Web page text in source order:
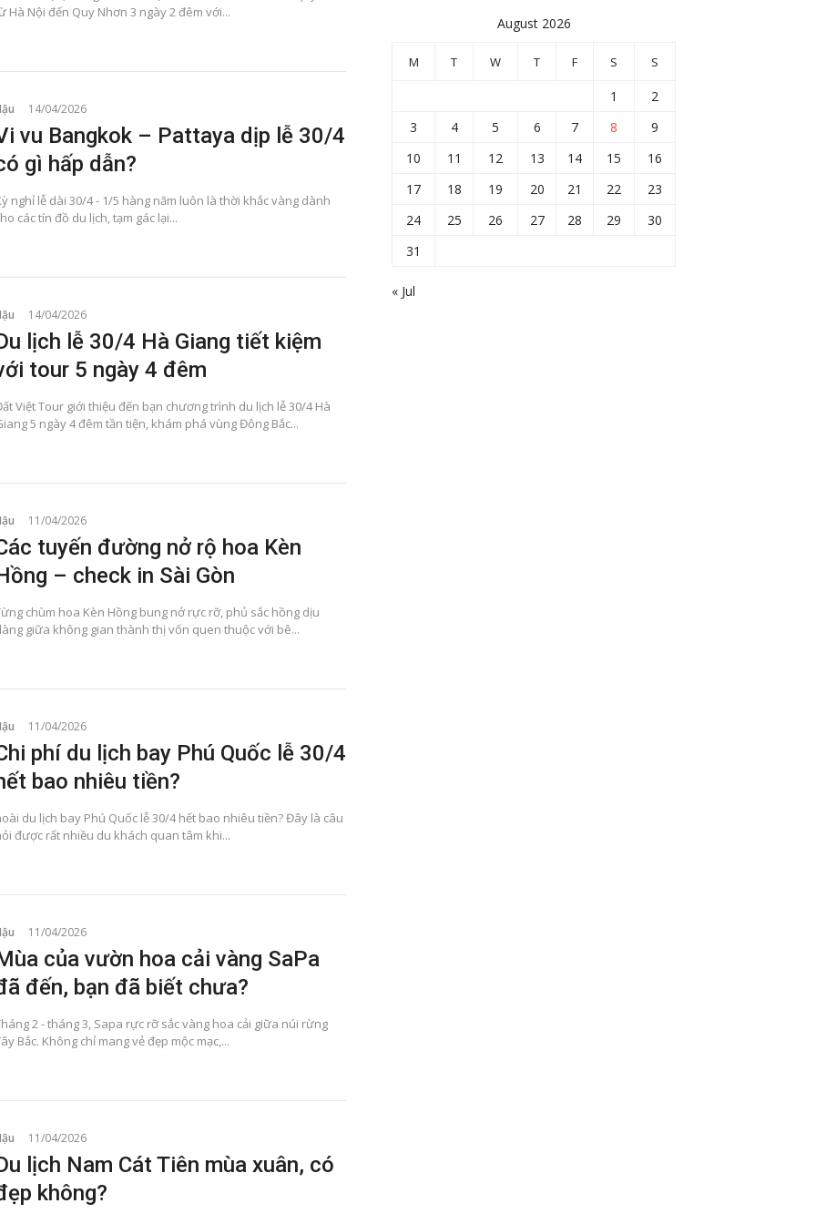
Hà Nội đến Quy Nhơn 3 ngày 2 đêm với...
14/04/2026
vu Bangkok – Pattaya dịp lễ 30/4
gì hấp dẫn?
nghỉ lễ dài 30/4 - 1/5 hàng năm luôn là thời khắc vàng dành
các tín đồ du lịch, tạm gác lại...
14/04/2026
lịch lễ 30/4 Hà Giang tiết kiệm
tour 5 ngày 4 đêm
Việt Tour giới thiệu đến bạn chương trình du lịch lễ 30/4 Hà
5 ngày 4 đêm tần tiện, khám phá vùng Đông Bắc...
11/04/2026
tuyến đường nở rộ hoa Kèn
– check in Sài Gòn
chùm hoa Kèn Hồng bung nở rực rỡ, phủ sắc hồng dịu
giữa không gian thành thị vốn quen thuộc với bê...
11/04/2026
phí du lịch bay Phú Quốc lễ 30/4
bao nhiêu tiền?
du lịch bay Phú Quốc lễ 30/4 hết bao nhiêu tiền? Đây là câu
được rất nhiều du khách quan tâm khi...
11/04/2026
của vườn hoa cải vàng SaPa
đến, bạn đã biết chưa?
2 - tháng 3, Sapa rực rỡ sắc vàng hoa cải giữa núi rừng
Bắc. Không chỉ mang vẻ đẹp mộc mạc,...
11/04/2026
lịch Nam Cát Tiên mùa xuân, có
không?
August 2026
M T W T F S S
1
2
3
4 5 6 7 8
9
10
11 12 13 14 15
16
17
18 19 20 21 22
23
24
25 26 27 28 29
30
31
« Jul